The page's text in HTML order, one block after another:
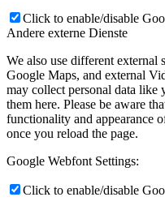
Click to enable/disable
Andere externe Dienste
We also use different external
Google Maps, and external
may collect personal data
them here. Please be aware
functionality and appearance
once you reload the page.
Google Webfont Settings:
Click to enable/disable